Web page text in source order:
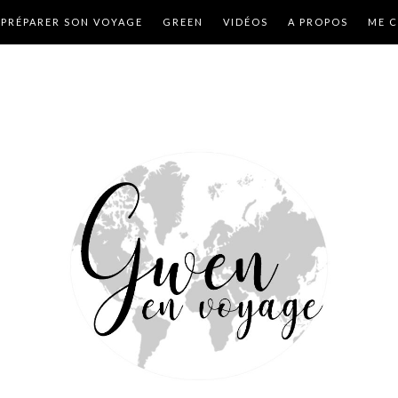
PRÉPARER SON VOYAGE GREEN VIDÉOS A PROPOS ME